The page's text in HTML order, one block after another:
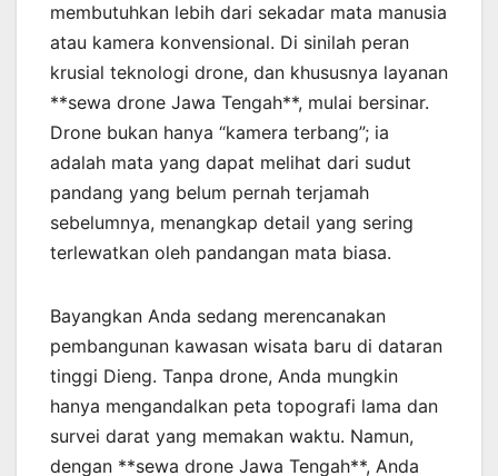
membutuhkan lebih dari sekadar mata manusia
atau kamera konvensional. Di sinilah peran
krusial teknologi drone, dan khususnya layanan
**sewa drone Jawa Tengah**, mulai bersinar.
Drone bukan hanya “kamera terbang”; ia
adalah mata yang dapat melihat dari sudut
pandang yang belum pernah terjamah
sebelumnya, menangkap detail yang sering
terlewatkan oleh pandangan mata biasa.
Bayangkan Anda sedang merencanakan
pembangunan kawasan wisata baru di dataran
tinggi Dieng. Tanpa drone, Anda mungkin
hanya mengandalkan peta topografi lama dan
survei darat yang memakan waktu. Namun,
dengan **sewa drone Jawa Tengah**, Anda